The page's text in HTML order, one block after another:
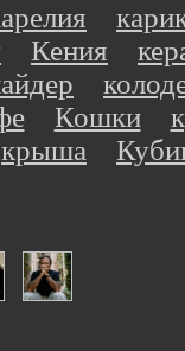
Кения
Кошки
крыша